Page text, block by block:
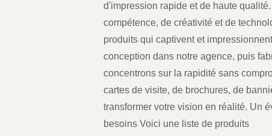
d'impression rapide et de haute
compétence, de créativité et de
produits qui captivent et
conception dans notre agence, puis
concentrons sur la rapidité sans
cartes de visite, de brochures, de
transformer votre vision en réalité. Un
besoins Voici une liste de produits